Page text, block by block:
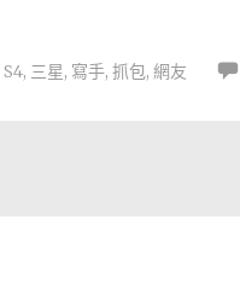
S4, 三星, 寫手, 抓包, 網友